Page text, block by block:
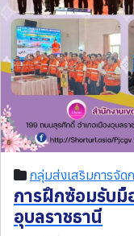
กลุ่มส่งเสริมการจัด
การฝึกซ้อมรับ
อุบลราชธานี